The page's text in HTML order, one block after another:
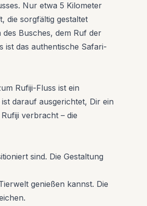
Nur etwa 5 Kilometer
die sorgfältig gestaltet
Busches, dem Ruf der
ist das authentische Safari-
Rufiji-Fluss ist ein
darauf ausgerichtet, Dir ein
verbracht – die
sind. Die Gestaltung
genießen kannst. Die